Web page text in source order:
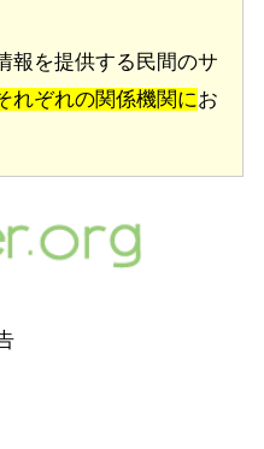
報を提供する民間のサ
れぞれの関係機関にお